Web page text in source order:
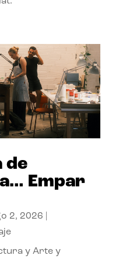
de
Empar
2, 2026
y Arte y